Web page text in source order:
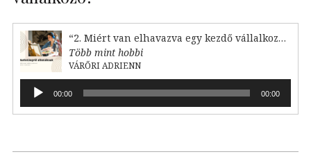
“2. Miért van elhavazva egy kezdő vállalkozó?”
Több mint hobbi
VÁRŐRI ADRIENN
Audió
lejátszó00:00 00:00